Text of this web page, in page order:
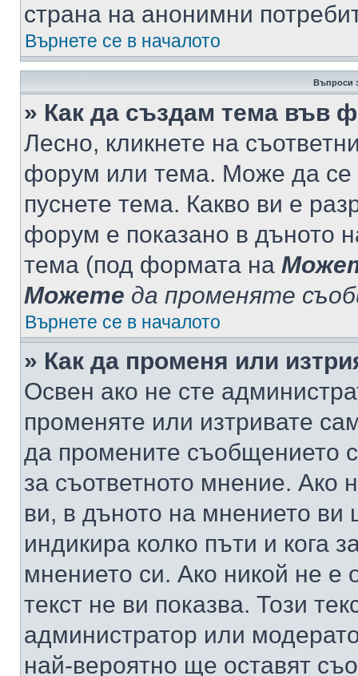
страна на анонимни
Върнете се в началото
Въпроси
» Как да създам тема във
Лесно, кликнете на
форум или тема. Може да се
пуснете тема. Какво ви е
форум е показано в дъното
тема (под формата на
Можете да променяте
Върнете се в началото
» Как да променя или
Освен ако не сте
променяте или изтривате
да промените съобщението
за съответното мнение. Ако
ви, в дъното на мнението ви
индикира колко пъти и кога
мнението си. Ако никой не е
текст не ви показва. Този
администратор или
най-вероятно ще оставят